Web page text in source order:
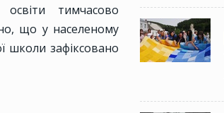
тимчасово
що у населеному
школи зафіксовано